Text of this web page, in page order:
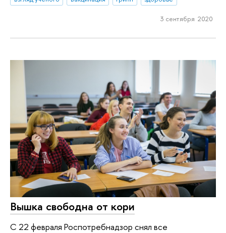
3 сентября 2020
Вышка свободна от кори
С 22 февраля Роспотребнадзор снял все